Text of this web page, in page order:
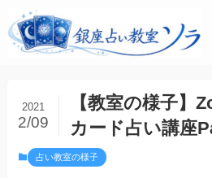
【教室の様子】
カード占い講座
2021
2/09
占い教室の様子